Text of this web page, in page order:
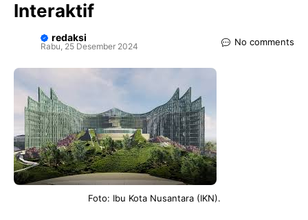
Interaktif
redaksi
Rabu, 25 Desember 2024 No comments
Foto: Ibu Kota Nusantara (IKN).